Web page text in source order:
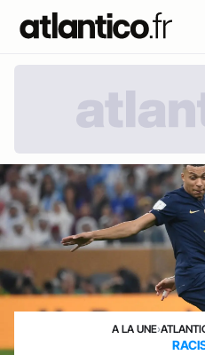
A LA UNE›